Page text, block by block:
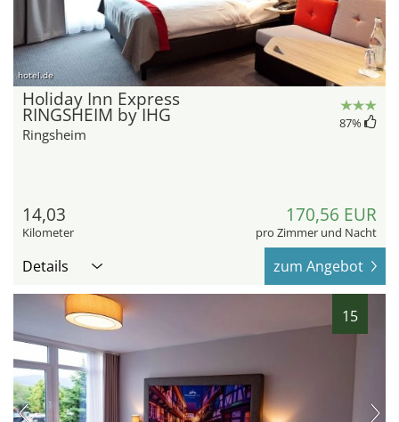
hotel.de
Holiday Inn Express
RINGSHEIM by IHG
Ringsheim
87%
14,03
Kilometer
170,56 EUR
pro Zimmer und Nacht
Details zum Angebot
15